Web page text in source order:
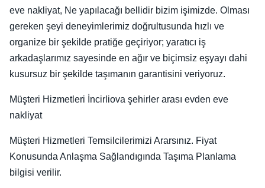
eve nakliyat, Ne yapılacağı bellidir bizim işimizde. Olması
gereken şeyi deneyimlerimiz doğrultusunda hızlı ve
organize bir şekilde pratiğe geçiriyor; yaratıcı iş
arkadaşlarımız sayesinde en ağır ve biçimsiz eşyayı dahi
kusursuz bir şekilde taşımanın garantisini veriyoruz.
Müşteri Hizmetleri İncirliova şehirler arası evden eve
nakliyat
Müşteri Hizmetleri Temsilcilerimizi Ararsınız. Fiyat
Konusunda Anlaşma Sağlandıgında Taşıma Planlama
bilgisi verilir.